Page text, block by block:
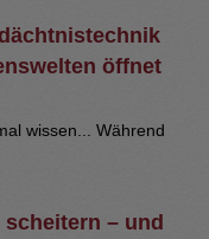
öffnet
wissen... Während
scheitern – und